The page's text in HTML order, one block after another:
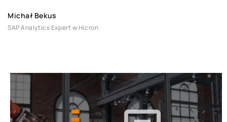
Michał Bekus
SAP Analytics Expert w Hicron